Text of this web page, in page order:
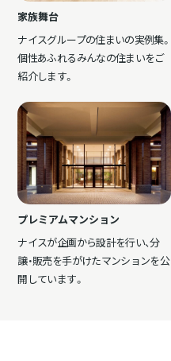
家族舞台
ナイスグループの住まいの実例集。
個性あふれるみんなの住まいをご
紹介します。
プレミアムマンション
ナイスが企画から設計を行い、分
譲・販売を手がけたマンションを公
開しています。